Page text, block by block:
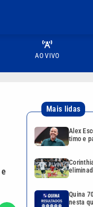
AO VIVO
Mais lidas
Alex
timo e
Quina
nesta